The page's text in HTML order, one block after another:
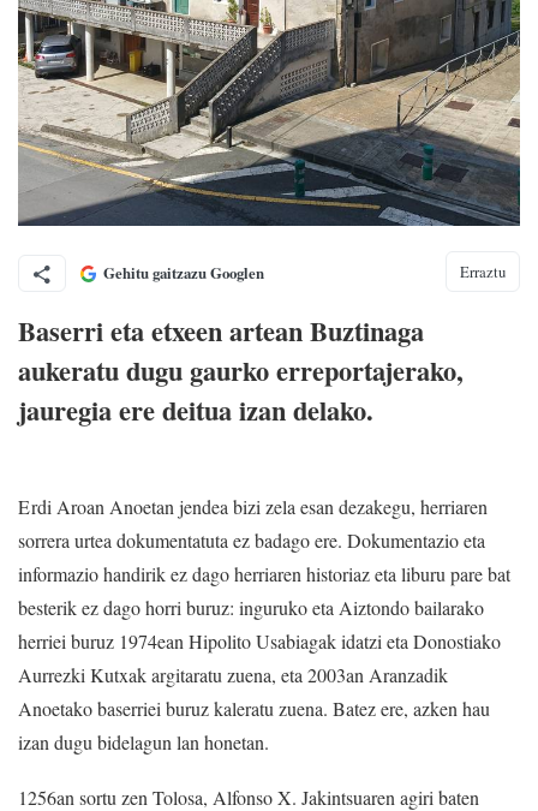
Gehitu gaitzazu Googlen Erraztu
Baserri eta etxeen artean Buztinaga
aukeratu dugu gaurko erreportajerako,
jauregia ere deitua izan delako.
Erdi Aroan Anoetan jendea bizi zela esan dezakegu, herriaren
sorrera urtea dokumentatuta ez badago ere. Dokumentazio eta
informazio handirik ez dago herriaren historiaz eta liburu pare bat
besterik ez dago horri buruz: inguruko eta Aiztondo bailarako
herriei buruz 1974ean Hipolito Usabiagak idatzi eta Donostiako
Aurrezki Kutxak argitaratu zuena, eta 2003an Aranzadik
Anoetako baserriei buruz kaleratu zuena. Batez ere, azken hau
izan dugu bidelagun lan honetan.
1256an sortu zen Tolosa, Alfonso X. Jakintsuaren agiri baten